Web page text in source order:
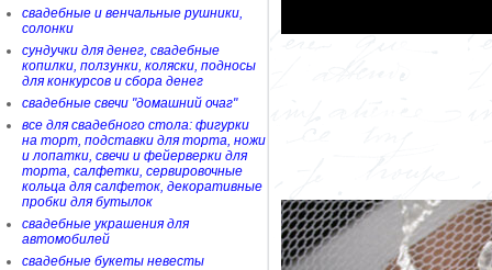
свадебные и венчальные рушники,
солонки
сундучки для денег, свадебные
копилки, ползунки, коляски, подносы
для конкурсов и сбора денег
свадебные свечи "домашний очаг"
все для свадебного стола: фигурки
на торт, подставки для торта, ножи
и лопатки, свечи и фейерверки для
торта, салфетки, сервировочные
кольца для салфеток, декоративные
пробки для бутылок
свадебные украшения для
автомобилей
свадебные букеты невесты